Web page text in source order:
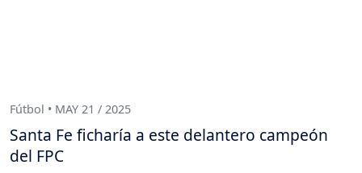
Fútbol • MAY 21 / 2025
Santa Fe ficharía a este delantero campeón
del FPC